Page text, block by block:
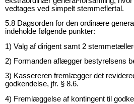
vedtages ved simpelt stemmeflertal.
5.8 Dagsorden for den ordinære
indeholde følgende punkter:
1) Valg af dirigent samt 2
2) Formanden aflægger bestyrelsens
3) Kassereren fremlægger det
godkendelse, jfr. § 8.6.
4) Fremlæggelse af kontingent til